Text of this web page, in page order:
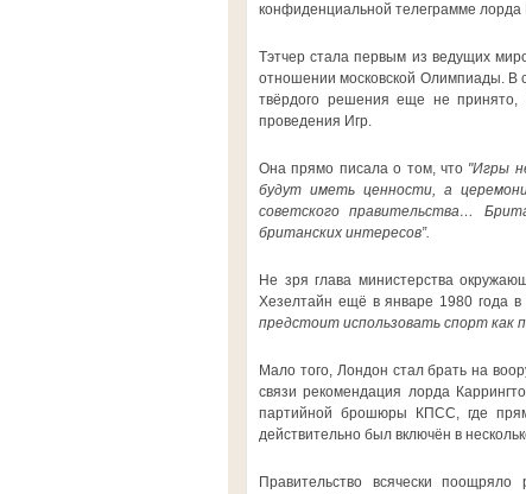
конфиденциальной телеграмме лорда
Тэтчер стала первым из ведущих
отношении московской Олимпиады. В
твёрдого решения еще не принято,
проведения Игр.
Она прямо писала о том, что "Игры
будут иметь ценности, а
советского правительства…
британских интересов”.
Не зря глава министерства
Хезелтайн ещё в январе 1980 года
предстоит использовать спорт как
Мало того, Лондон стал брать на
связи рекомендация лорда
партийной брошюры КПСС, где
действительно был включён в
Правительство всячески